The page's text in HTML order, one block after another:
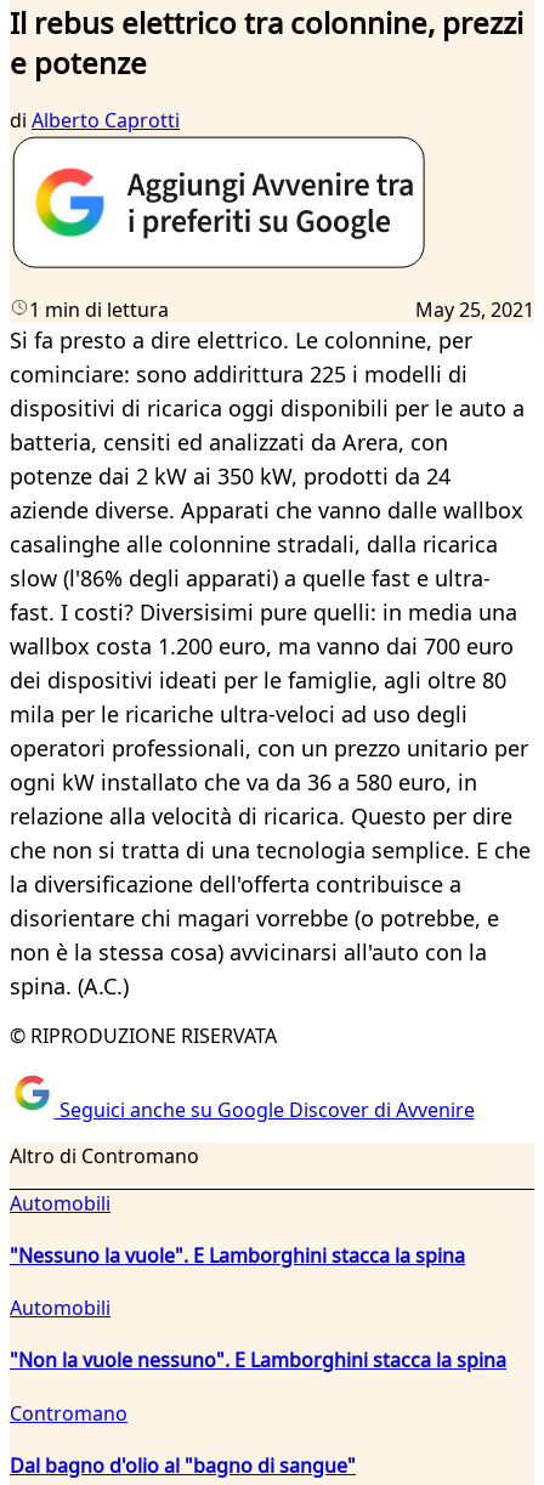
Il rebus elettrico tra colonnine, prezzi
e potenze
di Alberto Caprotti
1 min di lettura May 25, 2021
Si fa presto a dire elettrico. Le colonnine, per
cominciare: sono addirittura 225 i modelli di
dispositivi di ricarica oggi disponibili per le auto a
batteria, censiti ed analizzati da Arera, con
potenze dai 2 kW ai 350 kW, prodotti da 24
aziende diverse. Apparati che vanno dalle wallbox
casalinghe alle colonnine stradali, dalla ricarica
slow (l'86% degli apparati) a quelle fast e ultra-
fast. I costi? Diversisimi pure quelli: in media una
wallbox costa 1.200 euro, ma vanno dai 700 euro
dei dispositivi ideati per le famiglie, agli oltre 80
mila per le ricariche ultra-veloci ad uso degli
operatori professionali, con un prezzo unitario per
ogni kW installato che va da 36 a 580 euro, in
relazione alla velocità di ricarica. Questo per dire
che non si tratta di una tecnologia semplice. E che
la diversificazione dell'offerta contribuisce a
disorientare chi magari vorrebbe (o potrebbe, e
non è la stessa cosa) avvicinarsi all'auto con la
spina. (A.C.)
© RIPRODUZIONE RISERVATA
Seguici anche su Google Discover di Avvenire
Altro di Contromano
Automobili
"Nessuno la vuole". E Lamborghini stacca la spina
Automobili
"Non la vuole nessuno". E Lamborghini stacca la spina
Contromano
Dal bagno d'olio al "bagno di sangue"